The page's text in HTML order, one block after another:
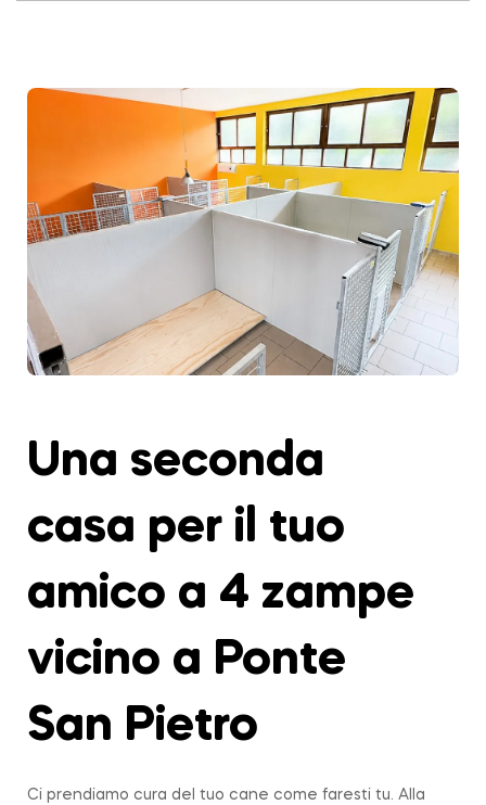
Una seconda
casa per il tuo
amico a 4 zampe
vicino a Ponte
San Pietro
Ci prendiamo cura del tuo cane come faresti tu. Alla